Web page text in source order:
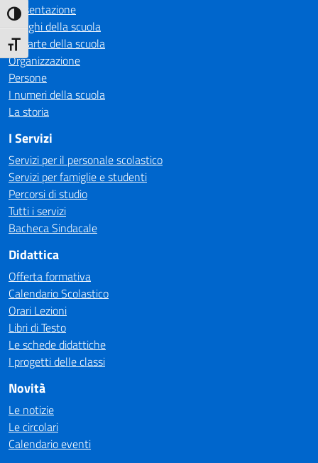
Attiva/disattiva alto contrasto
Attiva/disattiva dimensione testo
Presentazione
I luoghi della scuola
Le carte della scuola
Organizzazione
Persone
I numeri della scuola
La storia
I Servizi
Servizi per il personale scolastico
Servizi per famiglie e studenti
Percorsi di studio
Tutti i servizi
Bacheca Sindacale
Didattica
Offerta formativa
Calendario Scolastico
Orari Lezioni
Libri di Testo
Le schede didattiche
I progetti delle classi
Novità
Le notizie
Le circolari
Calendario eventi